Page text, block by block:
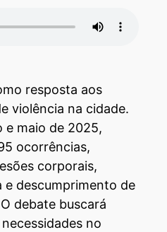
resposta aos
violência na cidade.
e maio de 2025,
ocorrências,
corporais,
e descumprimento de
debate buscará
no